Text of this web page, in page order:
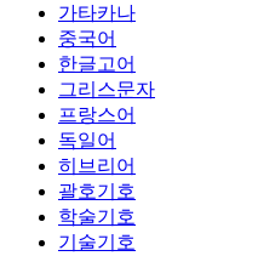
가타카나
중국어
한글고어
그리스문자
프랑스어
독일어
히브리어
괄호기호
학술기호
기술기호